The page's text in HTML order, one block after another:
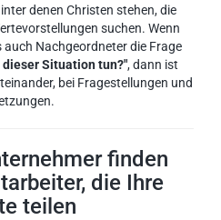
denen Christen stehen, die
suchen. Wenn
Nachgeordneter die Frage
dieser Situation tun?", dann ist
bei Fragestellungen und
finden
die Ihre
teilen